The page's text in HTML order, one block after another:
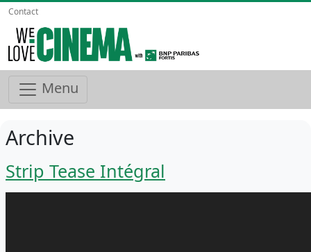
Contact
Menu
Archive
Strip Tease Intégral